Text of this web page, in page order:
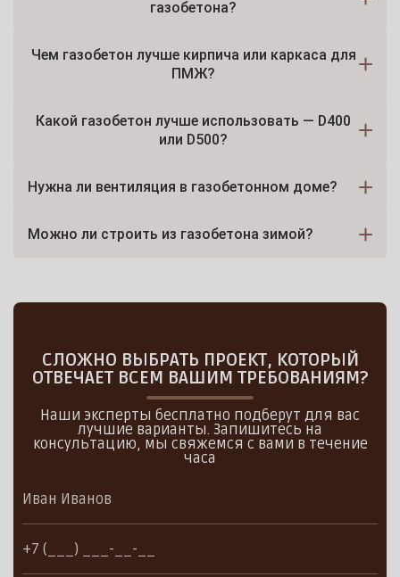
газобетона?
Чем газобетон лучше кирпича или каркаса для
ПМЖ?
Какой газобетон лучше использовать — D400
или D500?
Нужна ли вентиляция в газобетонном доме?
Можно ли строить из газобетона зимой?
СЛОЖНО ВЫБРАТЬ ПРОЕКТ, КОТОРЫЙ
ОТВЕЧАЕТ ВСЕМ ВАШИМ ТРЕБОВАНИЯМ?
Наши эксперты бесплатно подберут для вас
лучшие варианты. Запишитесь на
консультацию, мы свяжемся с вами в течение
часа